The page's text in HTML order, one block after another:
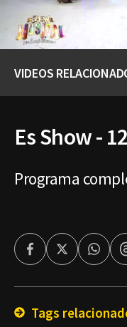
VIDEOS
Es Show -
Programa
FacebookTwitter
Tags